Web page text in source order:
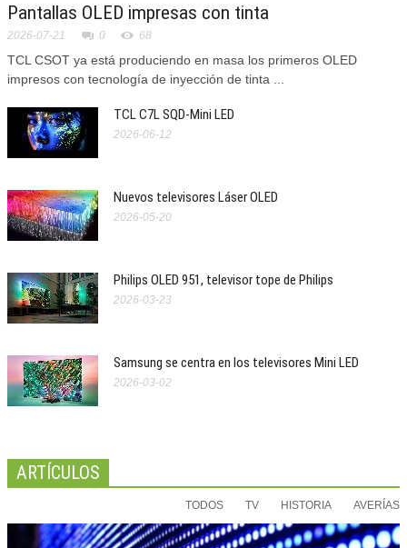
Pantallas OLED impresas con tinta
2026-07-21 0 68
TCL CSOT ya está produciendo en masa los primeros OLED
impresos con tecnología de inyección de tinta ...
TCL C7L SQD-Mini LED
2026-06-12
Nuevos televisores Láser OLED
2026-05-20
Philips OLED 951, televisor tope de Philips
2026-03-23
Samsung se centra en los televisores Mini LED
2026-03-02
ARTÍCULOS
TODOS TV HISTORIA AVERÍAS